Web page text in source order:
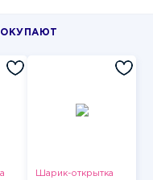
Шарик-открытка